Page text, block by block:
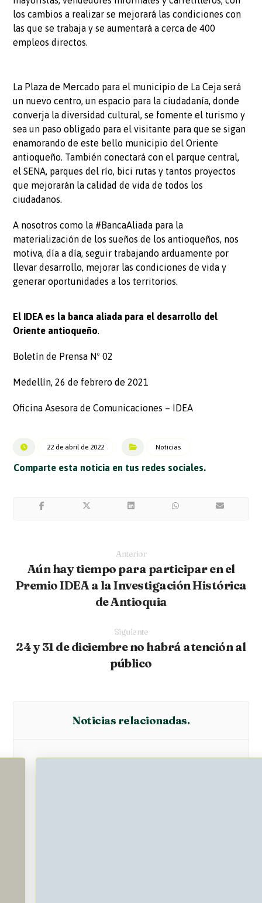
los cambios a realizar se mejorará las condiciones con
las que se trabaja y se aumentará a cerca de 400
empleos directos.
La Plaza de Mercado para el municipio de La Ceja será
un nuevo centro, un espacio para la ciudadanía, donde
converja la diversidad cultural, se fomente el turismo y
sea un paso obligado para el visitante para que se sigan
enamorando de este bello municipio del Oriente
antioqueño. También conectará con el parque central,
el SENA, parques del río, bici rutas y tantos proyectos
que mejorarán la calidad de vida de todos los
ciudadanos.
A nosotros como la #BancaAliada para la
materialización de los sueños de los antioqueños, nos
motiva, día a día, seguir trabajando arduamente por
llevar desarrollo, mejorar las condiciones de vida y
generar oportunidades a los territorios.
El IDEA es la banca aliada para el desarrollo del
Oriente antioqueño.
Boletín de Prensa Nº 02
Medellín, 26 de febrero de 2021
Oficina Asesora de Comunicaciones – IDEA
22 de abril de 2022 Noticias
Anterior
Aún hay tiempo para participar en el
Premio IDEA a la Investigación Histórica
de Antioquia
Siguiente
24 y 31 de diciembre no habrá atención al
público
Noticias relacionadas.